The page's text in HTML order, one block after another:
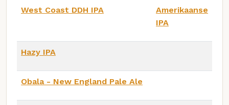
West Coast DDH IPA
Amerikaanse
IPA
Hazy IPA
Obala - New England Pale Ale